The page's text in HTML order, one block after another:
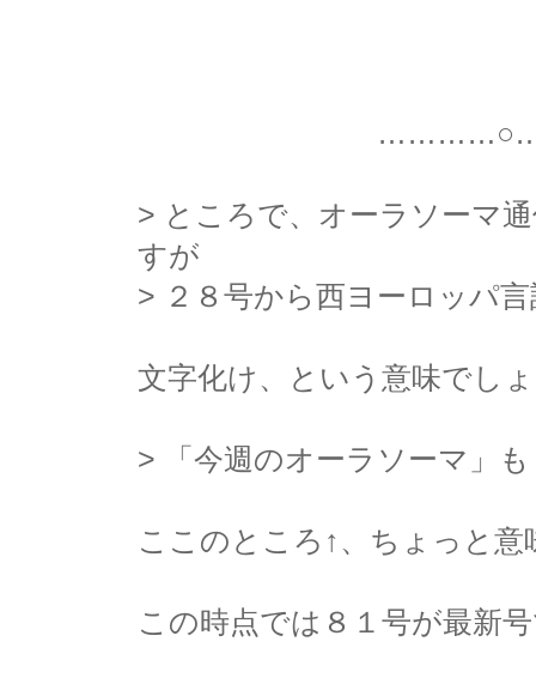
> ところで、オーラソーマ
すが
> ２８号から西ヨーロッパ
文字化け、という意味でし
> 「今週のオーラソーマ」
ここのところ↑、ちょっと
この時点では８１号が最新